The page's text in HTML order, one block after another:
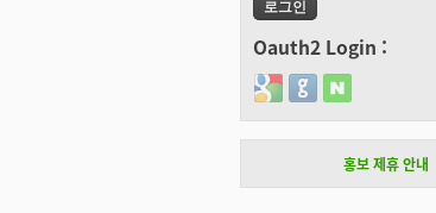
Oauth2 Login :
Login with Google
Login with GitHub
Login with Naver
홍보 제휴 안내